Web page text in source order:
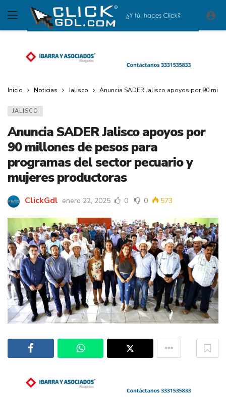
Inicio Noticias Jalisco Anuncia SADER Jalisco apoyos por 90
JALISCO
Anuncia SADER Jalisco apoyos por
90 millones de pesos para
programas del sector pecuario y
mujeres productoras
ClickGdl enero 22, 2025 0 0 573